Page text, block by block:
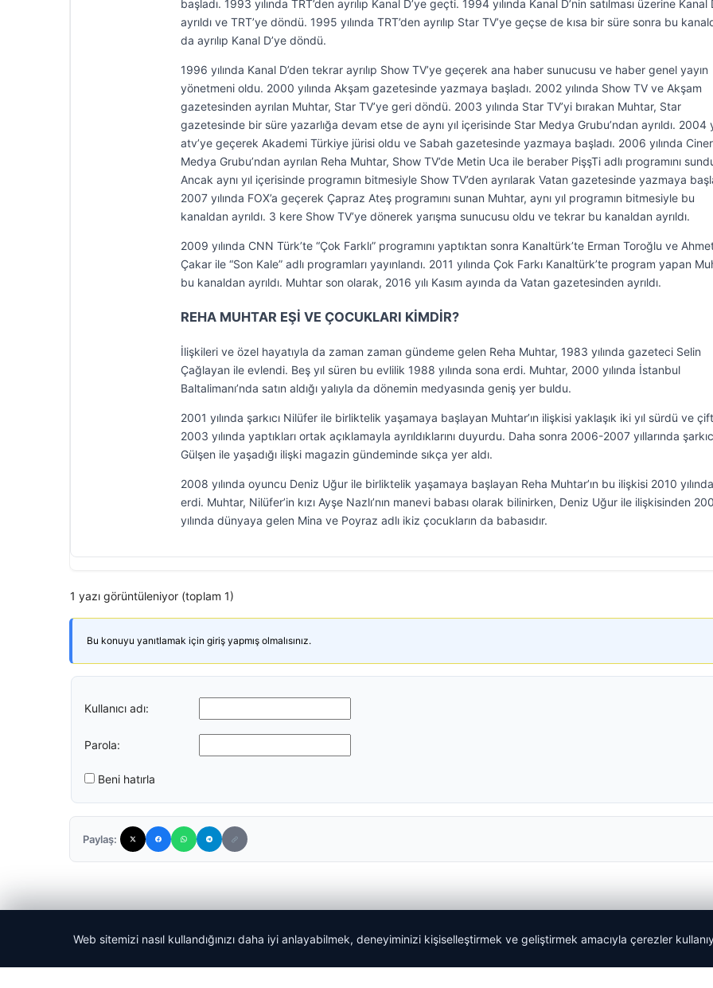
başladı. 1993 yılında TRT’den ayrılıp Kanal D’ye geçti. 1994 yılında Kanal D’nin satılması üzerine Kanal
ayrıldı ve TRT’ye döndü. 1995 yılında TRT’den ayrılıp Star TV’ye geçse de kısa bir süre sonra bu
da ayrılıp Kanal D’ye döndü.
1996 yılında Kanal D’den tekrar ayrılıp Show TV’ye geçerek ana haber sunucusu ve haber genel yayın
yönetmeni oldu. 2000 yılında Akşam gazetesinde yazmaya başladı. 2002 yılında Show TV ve Akşam
gazetesinden ayrılan Muhtar, Star TV’ye geri döndü. 2003 yılında Star TV’yi bırakan Muhtar, Star
gazetesinde bir süre yazarlığa devam etse de aynı yıl içerisinde Star Medya Grubu’ndan ayrıldı. 2004
atv’ye geçerek Akademi Türkiye jürisi oldu ve Sabah gazetesinde yazmaya başladı. 2006 yılında Ciner
Medya Grubu’ndan ayrılan Reha Muhtar, Show TV’de Metin Uca ile beraber PişşTi adlı programını
Ancak aynı yıl içerisinde programın bitmesiyle Show TV’den ayrılarak Vatan gazetesinde yazmaya
2007 yılında FOX’a geçerek Çapraz Ateş programını sunan Muhtar, aynı yıl programın bitmesiyle bu
kanaldan ayrıldı. 3 kere Show TV’ye dönerek yarışma sunucusu oldu ve tekrar bu kanaldan ayrıldı.
2009 yılında CNN Türk’te “Çok Farklı” programını yaptıktan sonra Kanaltürk’te Erman Toroğlu ve
Çakar ile “Son Kale” adlı programları yayınlandı. 2011 yılında Çok Farkı Kanaltürk’te program yapan
bu kanaldan ayrıldı. Muhtar son olarak, 2016 yılı Kasım ayında da Vatan gazetesinden ayrıldı.
REHA MUHTAR EŞİ VE ÇOCUKLARI KİMDİR?
İlişkileri ve özel hayatıyla da zaman zaman gündeme gelen Reha Muhtar, 1983 yılında gazeteci Selin
Çağlayan ile evlendi. Beş yıl süren bu evlilik 1988 yılında sona erdi. Muhtar, 2000 yılında İstanbul
Baltalimanı’nda satın aldığı yalıyla da dönemin medyasında geniş yer buldu.
2001 yılında şarkıcı Nilüfer ile birliktelik yaşamaya başlayan Muhtar’ın ilişkisi yaklaşık iki yıl sürdü ve
2003 yılında yaptıkları ortak açıklamayla ayrıldıklarını duyurdu. Daha sonra 2006-2007 yıllarında
Gülşen ile yaşadığı ilişki magazin gündeminde sıkça yer aldı.
2008 yılında oyuncu Deniz Uğur ile birliktelik yaşamaya başlayan Reha Muhtar’ın bu ilişkisi 2010
erdi. Muhtar, Nilüfer’in kızı Ayşe Nazlı’nın manevi babası olarak bilinirken, Deniz Uğur ile ilişkisinden
yılında dünyaya gelen Mina ve Poyraz adlı ikiz çocukların da babasıdır.
1 yazı görüntüleniyor (toplam 1)
Bu konuyu yanıtlamak için giriş yapmış olmalısınız.
Kullanıcı adı:
Parola:
Beni hatırla
Paylaş:
© 2026 Haber Nerede
Web sitemizi nasıl kullandığınızı daha iyi anlayabilmek, deneyiminizi kişiselleştirmek ve geliştirmek amacıyla çerezler